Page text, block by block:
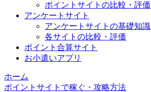
ポイントサイトの比較・評価
アンケートサイト
アンケートサイトの基礎知識
各サイトの比較・評価
ポイント合算サイト
お小遣いアプリ
ホーム
ポイントサイトで稼ぐ・攻略方法